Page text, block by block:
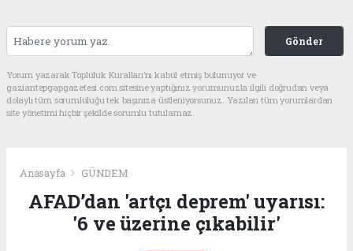
Gönder
Yorum yazarak Topluluk Kuralları’nı kabul etmiş bulunuyor ve
gaziantepgapgazetesi.com sitesine yaptığınız yorumunuzla ilgili doğrudan veya
dolaylı tüm sorumluluğu tek başınıza üstleniyorsunuz. Yazılan tüm yorumlardan
site yönetimi hiçbir şekilde sorumlu tutulamaz.
Anasayfa GÜNDEM
AFAD’dan 'artçı deprem' uyarısı:
'6 ve üzerine çıkabilir'